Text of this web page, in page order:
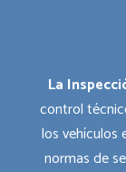
La
control
los vehículos
normas de